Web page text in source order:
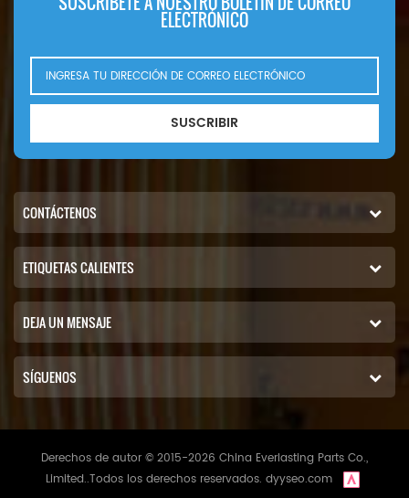
ELECTRÓNICO
SUSCRIBIR
CONTÁCTENOS
ETIQUETAS CALIENTES
DEJA UN MENSAJE
SÍGUENOS
Derechos de autor © 2015-2026 China Everlasting Parts Co.,
Limited..Todos los derechos reservados. dyyseo.com